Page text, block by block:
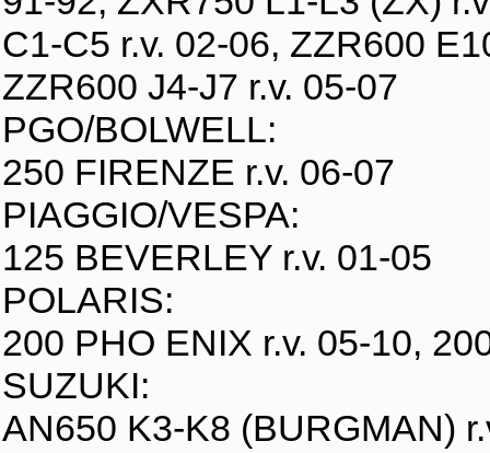
C1-C5 r.v. 02-06, ZZR600
ZZR600 J4-J7 r.v. 05-07
PGO/BOLWELL:
250 FIRENZE r.v. 06-07
PIAGGIO/VESPA:
125 BEVERLEY r.v. 01-05
POLARIS:
200 PHO ENIX r.v. 05-10,
SUZUKI:
AN650 K3-K8 (BURGMAN)